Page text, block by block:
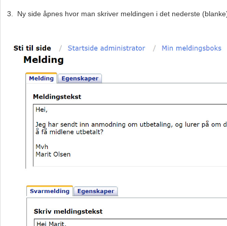
3. Ny side åpnes hvor man skriver meldingen i det nederste